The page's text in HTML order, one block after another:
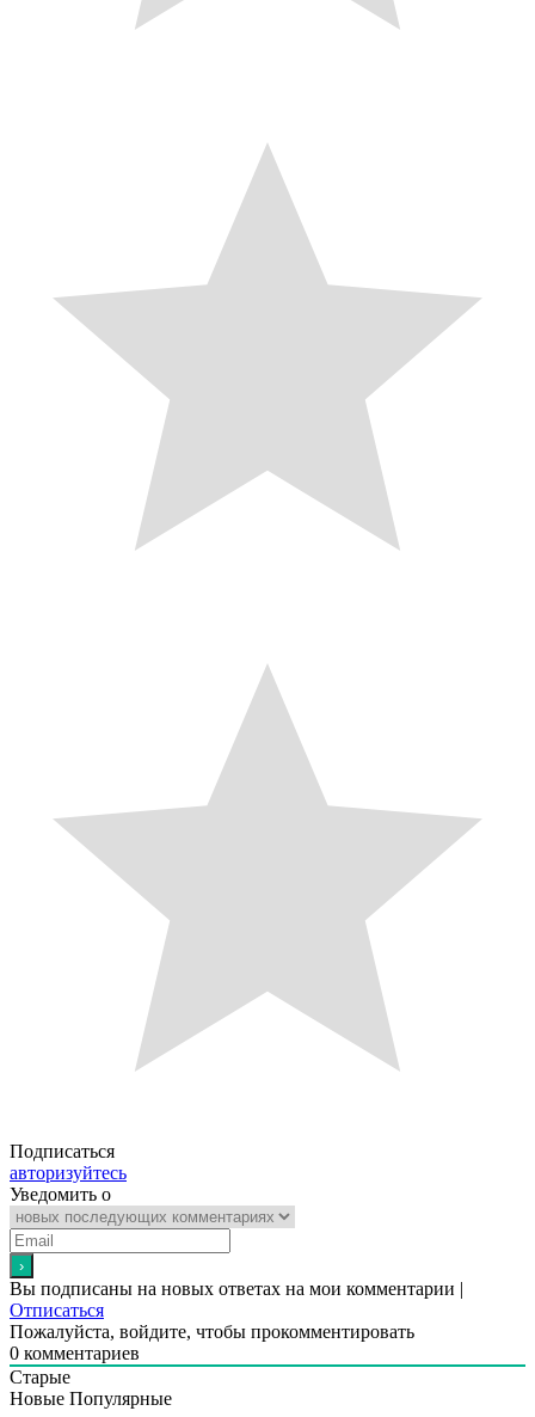
Подписаться
авторизуйтесь
Уведомить о
Вы подписаны на новых ответах на мои комментарии |
Отписаться
Пожалуйста, войдите, чтобы прокомментировать
0 комментариев
Старые
Новые Популярные